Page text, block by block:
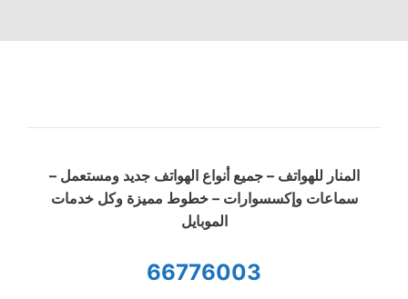
المنار للهواتف – جميع أنواع الهواتف جديد ومستعمل –
سماعات وإكسسوارات – خطوط مميزة وكل خدمات
الموبايل
66776003